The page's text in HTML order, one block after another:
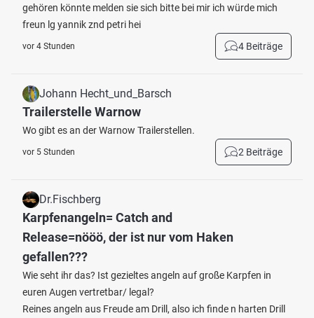
gehören könnte melden sie sich bitte bei mir ich würde mich
freun lg yannik znd petri hei
vor 4 Stunden 4 Beiträge
Johann Hecht_und_Barsch
Trailerstelle Warnow
Wo gibt es an der Warnow Trailerstellen.
vor 5 Stunden 2 Beiträge
Dr.Fischberg
Karpfenangeln= Catch and
Release=nööö, der ist nur vom Haken
gefallen???
Wie seht ihr das? Ist gezieltes angeln auf große Karpfen in
euren Augen vertretbar/ legal?
Reines angeln aus Freude am Drill, also ich finde n harten Drill